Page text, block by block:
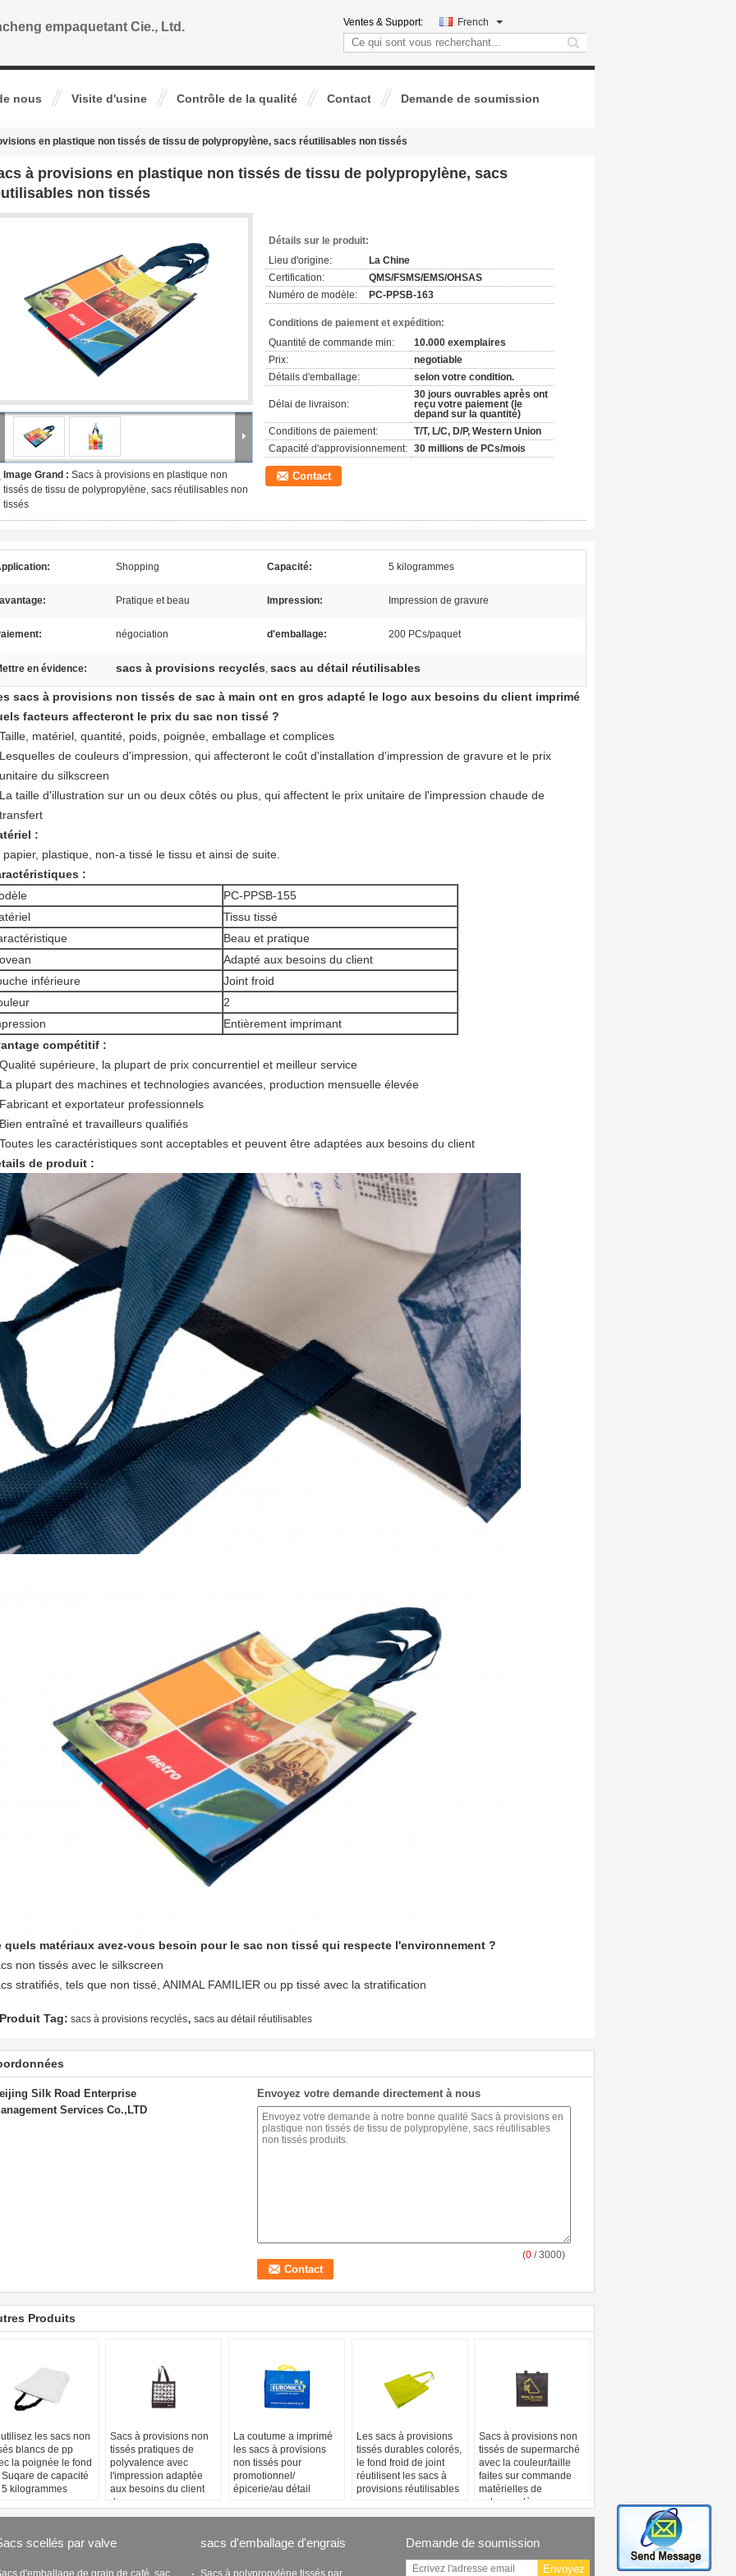
empaquetant Cie., Ltd. Ventes & Support: French
search
nous Visite d'usine Contrôle de la qualité Contact Demande de soumission
en plastique non tissés de tissu de polypropylène, sacs réutilisables non tissés
à provisions en plastique non tissés de tissu de polypropylène, sacs
non tissés
Image Grand : Sacs à provisions en plastique non
tissés de tissu de polypropylène, sacs réutilisables non
tissés
Détails sur le produit:
Lieu d'origine:
La Chine
Certification:
QMS/FSMS/EMS/OHSAS
Numéro de modèle:
PC-PPSB-163
Conditions de paiement et expédition:
Quantité de commande min:
10.000 exemplaires
Prix:
negotiable
Détails d'emballage:
selon votre condition.
Délai de livraison:
30 jours ouvrables après ont
reçu votre paiement (le
depand sur la quantité)
Conditions de paiement:
T/T, L/C, D/P, Western Union
Capacité d'approvisionnement: 30 millions de PCs/mois
Contact
Shopping Capacité: 5 kilogrammes
Pratique et beau Impression: Impression de gravure
négociation d'emballage: 200 PCs/paquet
en évidence: sacs à provisions recyclés, sacs au détail réutilisables
sacs à provisions non tissés de sac à main ont en gros adapté le logo aux besoins du client imprimé
facteurs affecteront le prix du sac non tissé ?
Taille, matériel, quantité, poids, poignée, emballage et complices
Lesquelles de couleurs d'impression, qui affecteront le coût d'installation d'impression de gravure et le prix
unitaire du silkscreen
La taille d'illustration sur un ou deux côtés ou plus, qui affectent le prix unitaire de l'impression chaude de
transfert
:
papier, plastique, non-a tissé le tissu et ainsi de suite.
:
PC-PPSB-155
Tissu tissé
Beau et pratique
Adapté aux besoins du client
inférieure
Joint froid
2
Entièrement imprimant
compétitif :
Qualité supérieure, la plupart de prix concurrentiel et meilleur service
La plupart des machines et technologies avancées, production mensuelle élevée
Fabricant et exportateur professionnels
Bien entraîné et travailleurs qualifiés
Toutes les caractéristiques sont acceptables et peuvent être adaptées aux besoins du client
de produit :
quels matériaux avez-vous besoin pour le sac non tissé qui respecte l'environnement ?
non tissés avec le silkscreen
stratifiés, tels que non tissé, ANIMAL FAMILIER ou pp tissé avec la stratification
Produit Tag: sacs à provisions recyclés, sacs au détail réutilisables
Silk Road Enterprise
Services Co.,LTD
Envoyez votre demande directement à nous
(0 / 3000)
Produits
les sacs non
blancs de pp
la poignée le fond
de capacité
kilogrammes
Sacs à provisions non
tissés pratiques de
polyvalence avec
l'impression adaptée
aux besoins du client
de gravure
La coutume a imprimé
les sacs à provisions
non tissés pour
promotionnel/
épicerie/au détail
Les sacs à provisions
tissés durables colorés,
le fond froid de joint
réutilisent les sacs à
provisions réutilisables
Sacs à provisions non
tissés de supermarché
avec la couleur/taille
faites sur commande
matérielles de
polypropylène
scellés par valve
d'emballage de grain de café, sac
sacs d'emballage d'engrais
Sacs à polypropylène tissés par
Demande de soumission
Envoyez